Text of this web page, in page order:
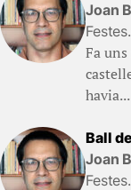
Joan
Fa
havia...
Ball
Joan